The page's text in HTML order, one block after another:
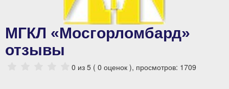
МГКЛ «Мосгорломбард»
отзывы
0 из 5 ( 0 оценок ), просмотров: 1709